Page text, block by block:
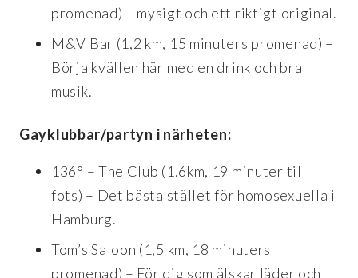
promenad) – mysigt och ett riktigt original.
M&V Bar (1,2 km, 15 minuters promenad) –
Börja kvällen här med en drink och bra
musik.
Gayklubbar/partyn i närheten:
136° – The Club (1.6km, 19 minuter till
fots) – Det bästa stället för homosexuella i
Hamburg.
Tom’s Saloon (1,5 km, 18 minuters
promenad) – För dig som älskar läder och